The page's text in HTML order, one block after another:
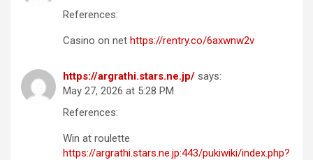
References:
Casino on net https://rentry.co/6axwnw2v
https://argrathi.stars.ne.jp/ says:
May 27, 2026 at 5:28 PM
References:
Win at roulette
https://argrathi.stars.ne.jp:443/pukiwiki/index.php?